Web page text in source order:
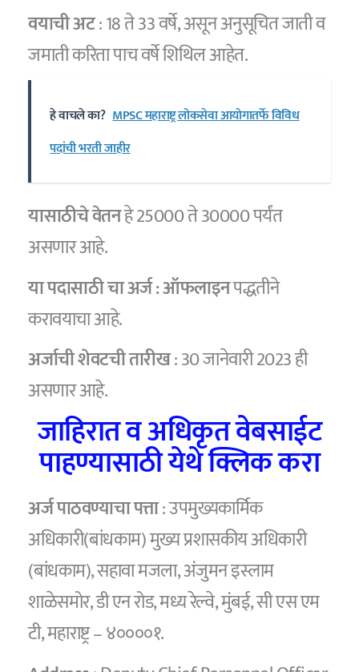
वयाची अट: 18 ते 33 वर्षे, असून अनुसूचित जाती व
जमाती करिता पाच वर्षे शिथिल आहेत.
हे वाचले का? MPSC महाराष्ट्र लोकसेवा आयोगातर्फे विविध
पदांची भरती जाहीर
यासाठीचे वेतनहे 25000 ते 30000 पर्यंत
असणार आहे.
या पदासाठी चा अर्ज :ऑफलाइनपद्धतीने
करावयाचा आहे.
अर्जाची शेवटची तारीख: 30 जानेवारी 2023 ही
असणार आहे.
जाहिरात व अधिकृत वेबसाईट
पाहण्यासाठी येथे क्लिक करा
अर्ज पाठवण्याचा पत्ता: उपमुख्यकार्मिक
अधिकारी(बांधकाम) मुख्य प्रशासकीय अधिकारी
(बांधकाम), सहावा मजला, अंजुमन इस्लाम
शाळेसमोर, डी एन रोड, मध्य रेल्वे, मुंबई, सी एस एम
टी, महाराष्ट्र – ४००००१.